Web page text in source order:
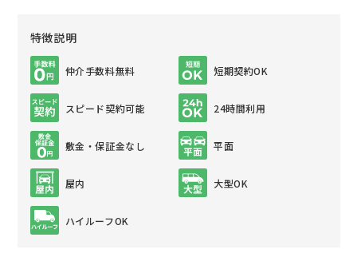
特徴説明
仲介手数料無料 短期契約OK
スピード契約可能 24時間利用
敷金・保証金なし 平面
屋内 大型OK
ハイルーフOK